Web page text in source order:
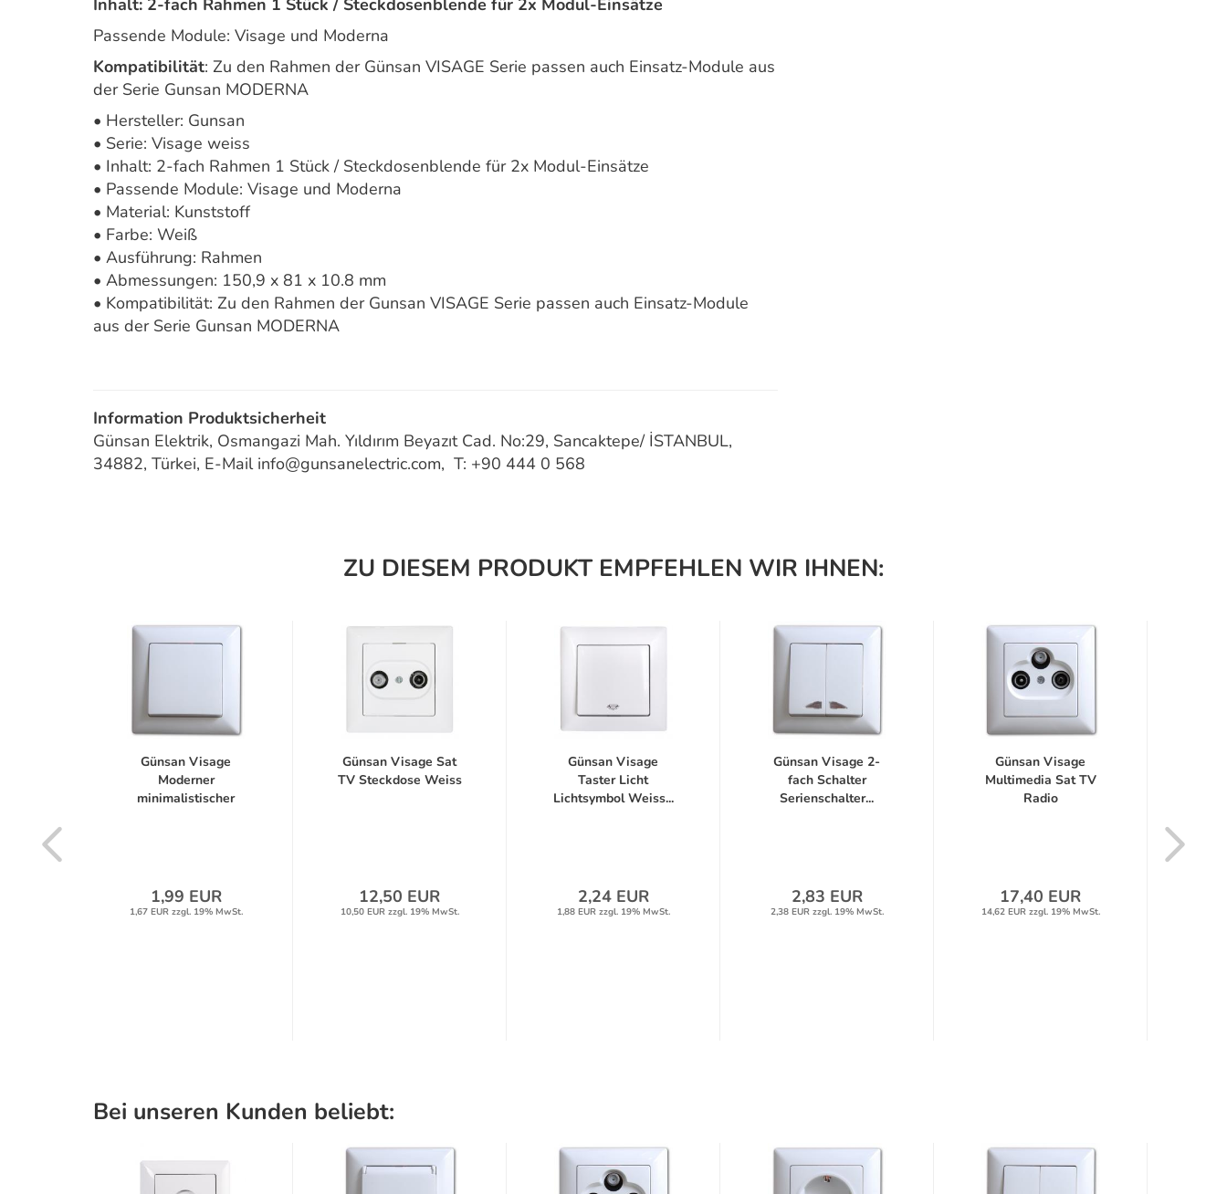
Inhalt: 2-fach Rahmen 1 Stück / Steckdosenblende für 2x Modul-Einsätze
Passende Module: Visage und Moderna
Kompatibilität: Zu den Rahmen der Günsan VISAGE Serie passen auch Einsatz-Module aus
der Serie Gunsan MODERNA
• Hersteller: Gunsan
• Serie: Visage weiss
• Inhalt: 2-fach Rahmen 1 Stück / Steckdosenblende für 2x Modul-Einsätze
• Passende Module: Visage und Moderna
• Material: Kunststoff
• Farbe: Weiß
• Ausführung: Rahmen
• Abmessungen: 150,9 x 81 x 10.8 mm
• Kompatibilität: Zu den Rahmen der Gunsan VISAGE Serie passen auch Einsatz-Module
aus der Serie Gunsan MODERNA
Information Produktsicherheit
Günsan Elektrik, Osmangazi Mah. Yıldırım Beyazıt Cad. No:29, Sancaktepe/ İSTANBUL,
34882, Türkei, E-Mail info@gunsanelectric.com, T: +90 444 0 568
ZU DIESEM PRODUKT EMPFEHLEN WIR IHNEN:
Günsan Visage
Moderner
minimalistischer
1,99 EUR
1,67 EUR zzgl. 19% MwSt.
Günsan Visage Sat
TV Steckdose Weiss
12,50 EUR
10,50 EUR zzgl. 19% MwSt.
Günsan Visage
Taster Licht
Lichtsymbol Weiss...
2,24 EUR
1,88 EUR zzgl. 19% MwSt.
Günsan Visage 2-
fach Schalter
Serienschalter...
2,83 EUR
2,38 EUR zzgl. 19% MwSt.
Günsan Visage
Multimedia Sat TV
Radio
17,40 EUR
14,62 EUR zzgl. 19% MwSt.
Bei unseren Kunden beliebt: